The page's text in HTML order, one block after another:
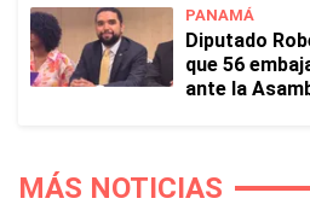
PANAMÁ
Diputado
que 56
ante la
MÁS NOTICIAS